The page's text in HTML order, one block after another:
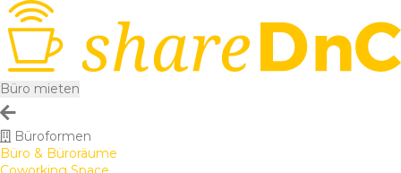
Büro mieten
Büroformen
Büro & Büroräume